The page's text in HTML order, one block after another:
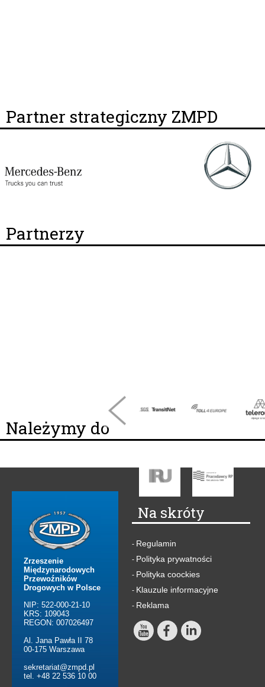
Partner strategiczny ZMPD
Partnerzy
Należymy do
Zrzeszenie
Międzynarodowych
Przewoźników
Drogowych w Polsce
NIP: 522-000-21-10
KRS: 109043
REGON: 007026497
Al. Jana Pawła II 78
00-175 Warszawa
sekretariat@zmpd.pl
tel. +48 22 536 10 00
Na skróty
- Regulamin
- Polityka prywatności
- Polityka coockies
- Klauzule informacyjne
- Reklama